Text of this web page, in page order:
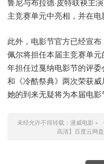
主竞赛单元中亮相，并在电
此外，电影节官方已经宣
佩尔将担任本届主竞赛单
年担任过戛纳电影节的评委
和《冷酷祭典》两次荣获
她的到来无疑将为本届电影
未经允许不得转载： 漫威电影 »
高清】百度云网